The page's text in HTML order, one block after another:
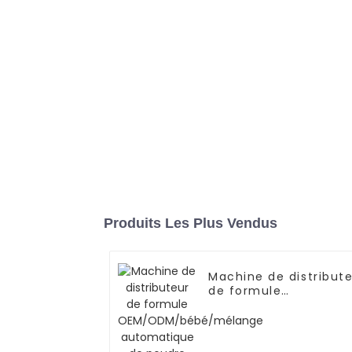
Produits Les Plus Vendus
Machine de
de formule
automatique de